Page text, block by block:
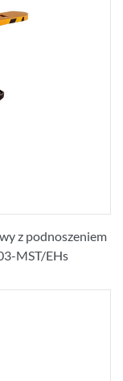
z podnoszeniem
MST/EHs